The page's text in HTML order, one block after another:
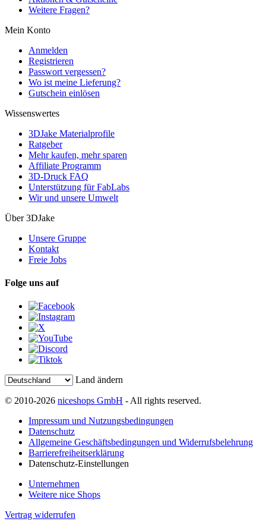
Weitere Fragen?
Mein Konto
Anmelden
Registrieren
Passwort vergessen?
Wo ist meine Lieferung?
Gutschein einlösen
Wissenswertes
3DJake Materialprofile
Ratgeber
Mehr kaufen, mehr sparen
Affiliate Programm
3D-Druck FAQ
Unterstützung für FabLabs
Wir und unsere Umwelt
Über 3DJake
Unsere Gruppe
Kontakt
Freie Jobs
Folge uns auf
Land ändern
© 2010-2026 niceshops GmbH - All rights reserved.
Impressum und Nutzungsbedingungen
Datenschutz
Allgemeine Geschäftsbedingungen und Widerrufsbelehrung
Barrierefreiheitserklärung
Datenschutz-Einstellungen
Unternehmen
Weitere nice Shops
Vertrag widerrufen